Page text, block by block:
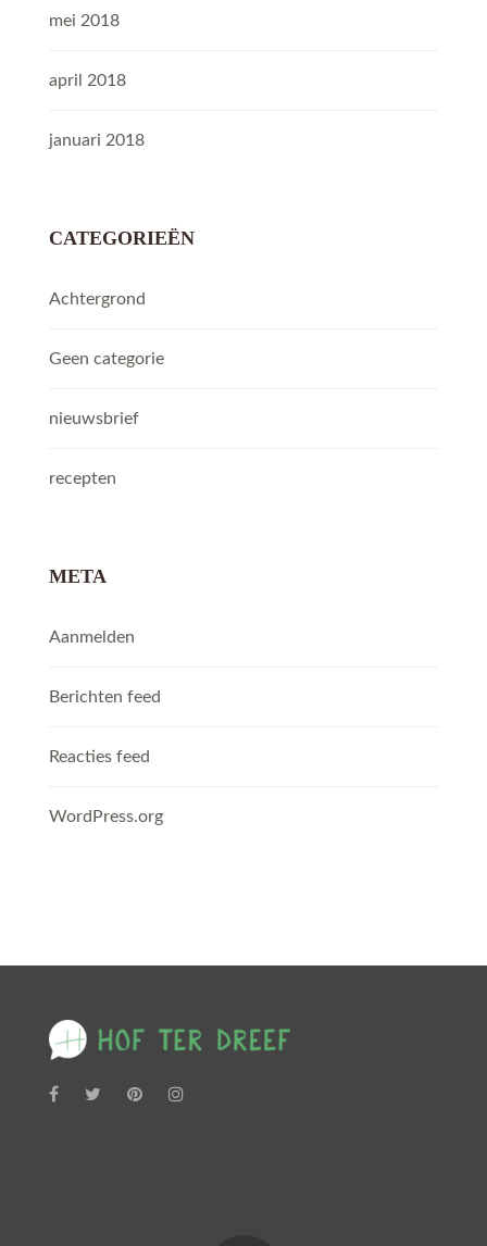
mei 2018
april 2018
januari 2018
CATEGORIEËN
Achtergrond
Geen categorie
nieuwsbrief
recepten
META
Aanmelden
Berichten feed
Reacties feed
WordPress.org